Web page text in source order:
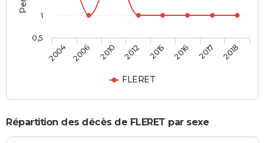
FLERET
2004 2006 2010 2012 2015 2016 2017 2018
0,5
1
Répartition des décès de FLERET par sexe